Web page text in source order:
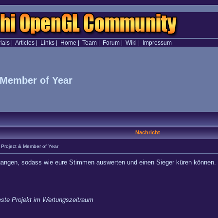
| Articles| Links| Home Team| Forum| Wiki Impressum
of Year
Nachricht
& Member of Year
sodass wie eure Stimmen auswerten und einen Sieger küren können.
Projekt im Wertungszeitraum